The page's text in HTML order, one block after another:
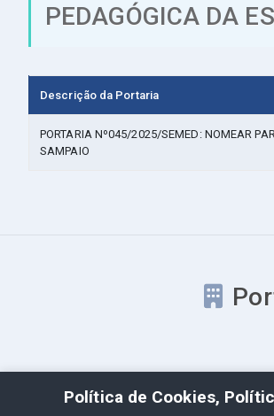
PEDAGÓGICA DA
Descrição da Portaria
PORTARIA Nº045/2025/SEMED: NOMEAR
SAMPAIO
Política de Cookies,